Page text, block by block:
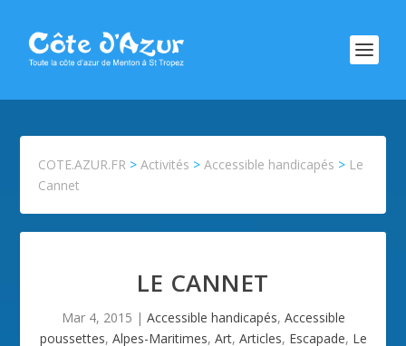
COTE.AZUR.FR >Activités >Accessible handicapés > Le
Cannet
LE CANNET
Mar 4, 2015 | Accessible handicapés, Accessible
poussettes, Alpes-Maritimes, Art, Articles, Escapade, Le